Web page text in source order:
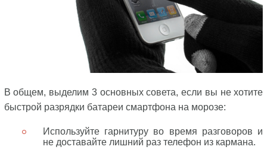
В общем, выделим 3 основных совета, если вы не хотите
быстрой разрядки батареи смартфона на морозе:
Используйте гарнитуру во время разговоров и
не доставайте лишний раз телефон из кармана.